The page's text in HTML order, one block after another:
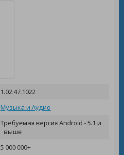
1.02.47.1022
Музыка и Аудио
Требуемая версия Android - 5.1 и
выше
5 000 000+